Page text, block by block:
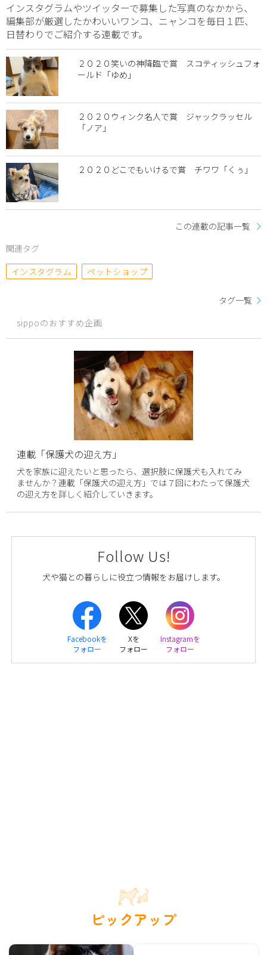
インスタグラムやツイッターで募集した写真のなかから、
編集部が厳選したかわいいワンコ、ニャンコを毎日１匹、
日替わりでご紹介する連載です。
２０２０笑いの神降臨で賞 スコティッシュフォ
ールド「ゆめ」
２０２０ウィンク名人で賞 ジャックラッセル
「ノア」
２０２０どこでもいけるで賞 チワワ「くぅ」
この連載の記事一覧
関連タグ
インスタグラム
ペットショップ
タグ一覧
sippoのおすすめ企画
連載「保護犬の迎え方」
犬を家族に迎えたいと思ったら、選択肢に保護犬も入れてみ
ませんか？連載「保護犬の迎え方」では７回にわたって保護犬
の迎え方を詳しく紹介していきます。
Follow Us!
犬や猫との暮らしに役立つ情報をお届けします。
Facebookを
フォロー
Xを
フォロー
Instagramを
フォロー
ピックアップ